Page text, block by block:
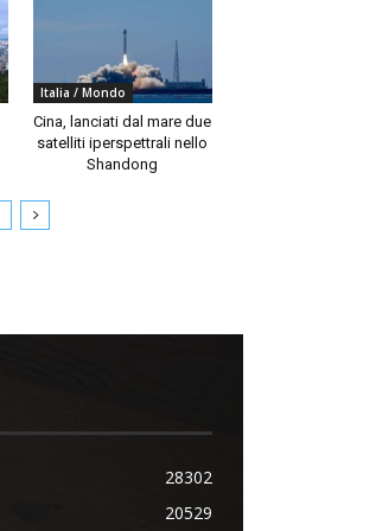
Italia / Mondo
Cina, lanciati dal mare due
satelliti iperspettrali nello
Shandong
28302
20529